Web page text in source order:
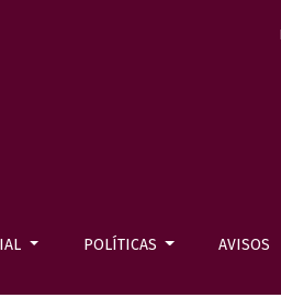
POLÍTICAS AVISOS